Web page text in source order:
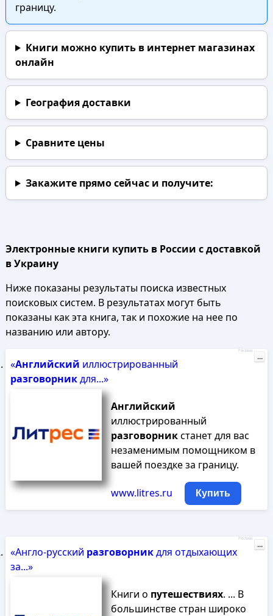
границу.
Книги можно купить в интернет магазинах
онлайн
География доставки
Сравните цены
Закажите прямо сейчаси получите:
Электронные книги купить в России с доставкой
в Украину
Ниже показаны результаты поиска известных
поисковых систем. В результатах могут быть
показаны как эта книга, так и похожие на нее по
названию или автору.
«Английский иллюстрированный
разговорникдля...»
Английский
иллюстрированный
разговорникстанет для вас
незаменимым помощником в
вашей поездке за границу.
www.litres.ru Купить
Реклама
...
«Англо-русский разговорникдля отдыхающих
за...»
Книги о путешествиях. ... В
большинстве стран широко
Реклама
...